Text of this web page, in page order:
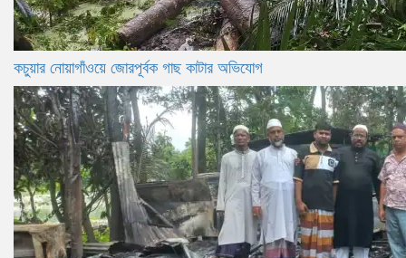
কচুয়ার নোয়াগাঁওয়ে জোরপূর্বক গাছ কাটার অভিযোগ